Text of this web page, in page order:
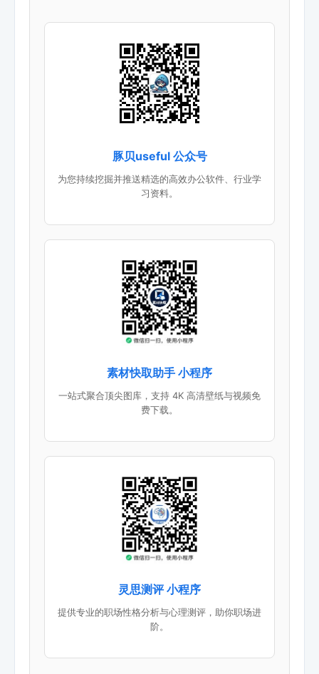
豚贝useful 公众号
为您持续挖掘并推送精选的高效办公软件、行业学
习资料。
素材快取助手 小程序
一站式聚合顶尖图库，支持 4K 高清壁纸与视频免
费下载。
灵思测评 小程序
提供专业的职场性格分析与心理测评，助你职场进
阶。